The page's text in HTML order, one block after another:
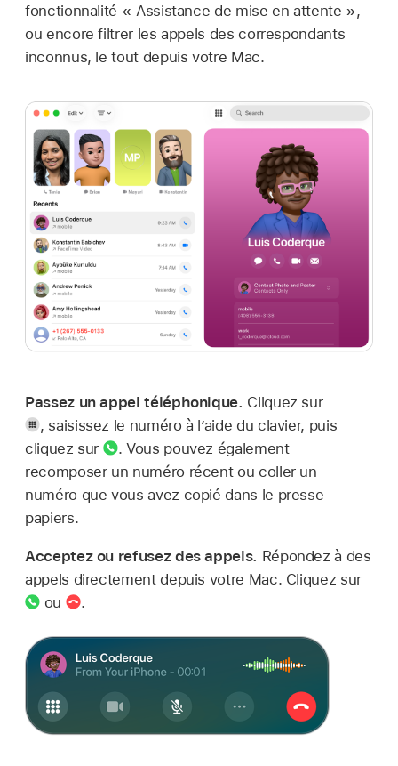
fonctionnalité « Assistance de mise en attente »,
ou encore filtrer les appels des correspondants
inconnus, le tout depuis votre Mac.
Passez un appel téléphonique. Cliquez sur
, saisissez le numéro à l’aide du clavier, puis
cliquez sur
.Vous pouvez également
recomposer un numéro récent ou coller un
numéro que vous avez copié dans le presse-
papiers.
Acceptez ou refusez des appels. Répondez à des
appels directement depuis votre Mac. Cliquez sur
ou
.